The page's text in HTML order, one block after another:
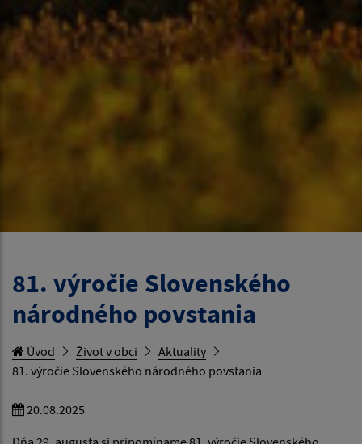
81. výročie Slovenského
národného povstania
Úvod Život v obci
Aktuality
81. výročie Slovenského národného povstania
20.08.2025